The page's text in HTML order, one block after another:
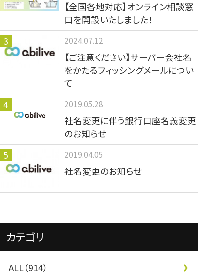
【全国各地対応】オンライン相談窓
口を開設いたしました！
2024.07.12
【ご注意ください】サーバー会社名
をかたるフィッシングメールについ
て
2019.05.28
社名変更に伴う銀行口座名義変更
のお知らせ
2019.04.05
社名変更のお知らせ
カテゴリ
ALL（914）